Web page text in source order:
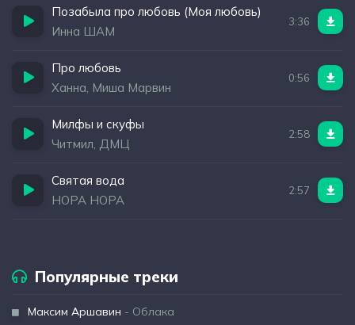
Позабыла про любовь (Моя любовь)
Инна ШАМ
3:36
Про любовь
Ханна, Миша Марвин
0:56
Милфы и скуфы
Читмил, ДМЦ
2:58
Святая вода
НОРА НОРА
2:57
Популярные треки
Максим Аршавин - Облака